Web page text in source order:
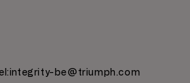
integrity-be@triumph.com